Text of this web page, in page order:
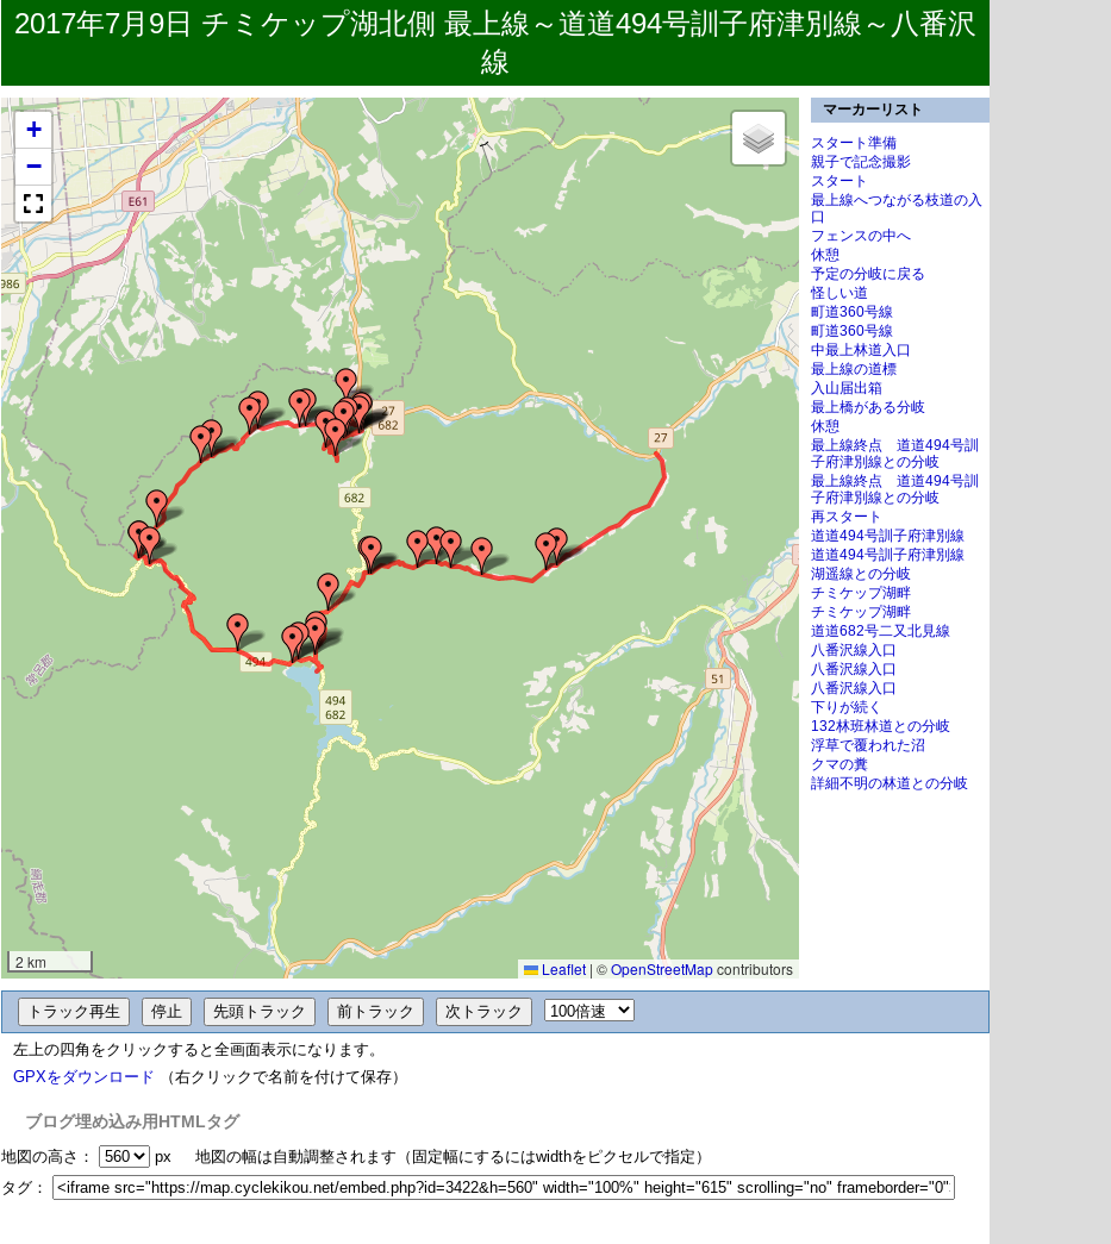
2017年7月9日 チミケップ湖北側 最上線～道道494号訓子府津別線～八番沢
線
+
−
2 km Leaflet | ©OpenStreetMapcontributors
マーカーリスト
スタート準備
親子で記念撮影
スタート
最上線へつながる枝道の入
口
フェンスの中へ
休憩
予定の分岐に戻る
怪しい道
町道360号線
町道360号線
中最上林道入口
最上線の道標
入山届出箱
最上橋がある分岐
休憩
最上線終点 道道494号訓
子府津別線との分岐
最上線終点 道道494号訓
子府津別線との分岐
再スタート
道道494号訓子府津別線
道道494号訓子府津別線
湖遥線との分岐
チミケップ湖畔
チミケップ湖畔
道道682号二又北見線
八番沢線入口
八番沢線入口
八番沢線入口
下りが続く
132林班林道との分岐
浮草で覆われた沼
クマの糞
詳細不明の林道との分岐
左上の四角をクリックすると全画面表示になります。
GPXをダウンロード （右クリックで名前を付けて保存）
ブログ埋め込み用HTMLタグ
地図の高さ：
px 地図の幅は自動調整されます（固定幅にするにはwidthをピクセルで指定）
タグ：